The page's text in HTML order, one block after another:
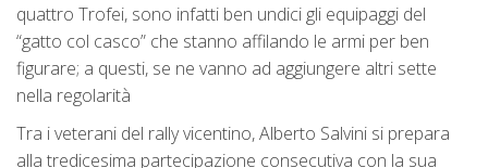
quattro Trofei, sono infatti ben undici gli equipaggi del
“gatto col casco” che stanno affilando le armi per ben
figurare; a questi, se ne vanno ad aggiungere altri sette
nella regolarità
Tra i veterani del rally vicentino, Alberto Salvini si prepara
alla tredicesima partecipazione consecutiva con la sua